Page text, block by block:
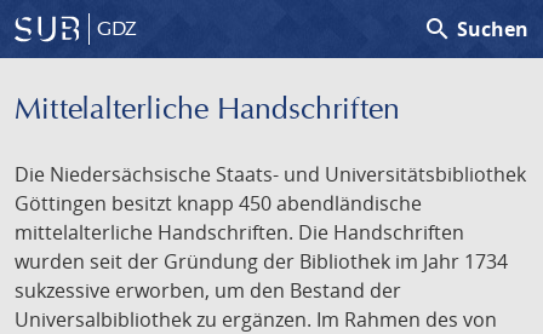
GDZ search Suchen
Mittelalterliche Handschriften
Die Niedersächsische Staats- und Universitätsbibliothek
Göttingen besitzt knapp 450 abendländische
mittelalterliche Handschriften. Die Handschriften
wurden seit der Gründung der Bibliothek im Jahr 1734
sukzessive erworben, um den Bestand der
Universalbibliothek zu ergänzen. Im Rahmen des von